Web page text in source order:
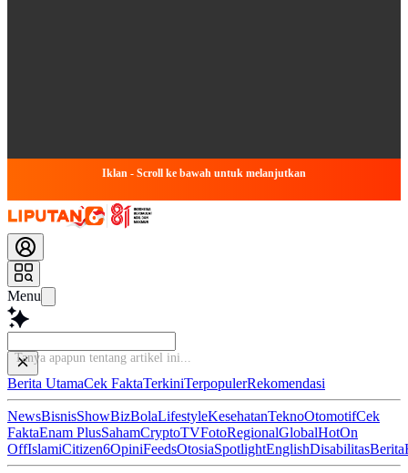
Iklan - Scroll ke bawah untuk melanjutkan
Menu
Tanya apapun tent
Berita UtamaCek FaktaTerkiniTerpopulerRekomendasi
NewsBisnisShowBizBolaLifestyleKesehatanTeknoOtomotifCek
FaktaEnam PlusSahamCryptoTVFotoRegionalGlobalHotOn
OffIslamiCitizen6OpiniFeedsOtosiaSpotlightEnglishDisabilitasBerita